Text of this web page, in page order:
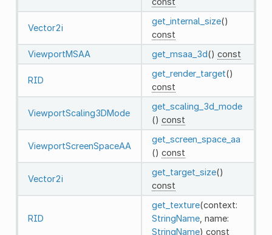
Vector2i
get_internal_size()
const
ViewportMSAA
get_msaa_3d() const
RID
get_render_target()
const
ViewportScaling3DMode
get_scaling_3d_mode
() const
ViewportScreenSpaceAA
get_screen_space_aa
() const
Vector2i
get_target_size()
const
RID
get_texture(context:
StringName, name:
StringName) const